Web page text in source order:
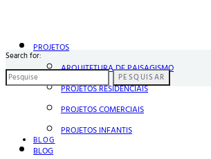
PROJETOS
ARQUITETURA DE PAISAGISMO
PROJETOS RESIDENCIAIS
PROJETOS COMERCIAIS
PROJETOS INFANTIS
BLOG
Search for:
PESQUISAR
BLOG